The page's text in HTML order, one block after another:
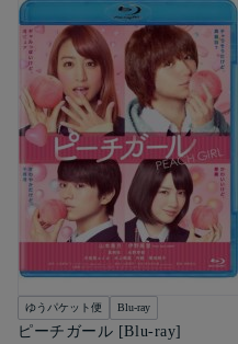
ゆうパケット便 Blu-ray
ピーチガール [Blu-ray]